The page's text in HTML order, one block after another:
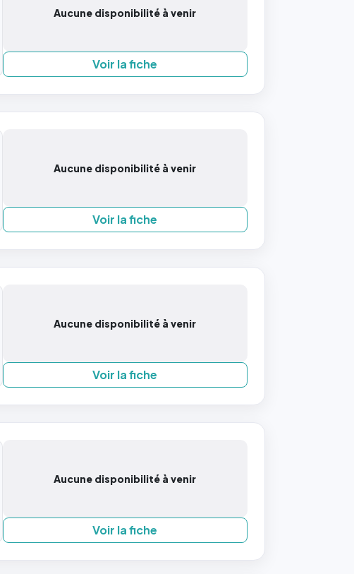
Aucune disponibilité à venir
Voir la fiche
Aucune disponibilité à venir
Voir la fiche
Aucune disponibilité à venir
Voir la fiche
Aucune disponibilité à venir
Voir la fiche